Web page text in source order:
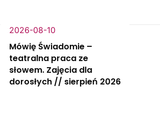
2026-08-10
Mówię Świadomie –
teatralna praca ze
słowem. Zajęcia dla
dorosłych // sierpień 2026